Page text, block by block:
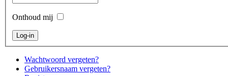
Onthoud mij
Wachtwoord vergeten?
Gebruikersnaam vergeten?